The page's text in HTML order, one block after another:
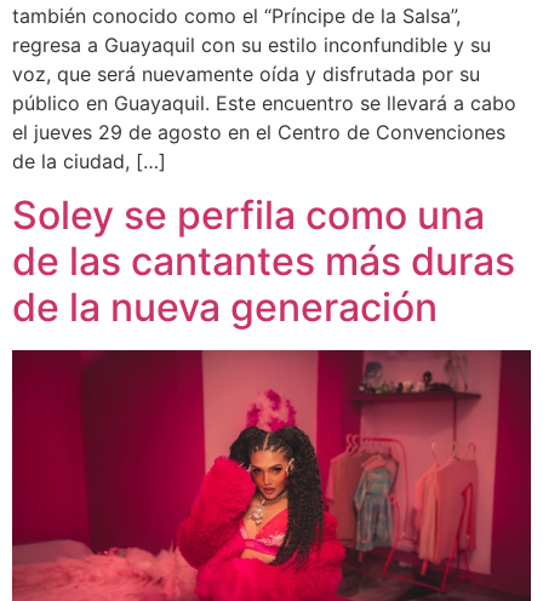
también conocido como el “Príncipe de la Salsa”,
regresa a Guayaquil con su estilo inconfundible y su
voz, que será nuevamente oída y disfrutada por su
público en Guayaquil. Este encuentro se llevará a cabo
el jueves 29 de agosto en el Centro de Convenciones
de la ciudad, […]
Soley se perfila como una
de las cantantes más duras
de la nueva generación